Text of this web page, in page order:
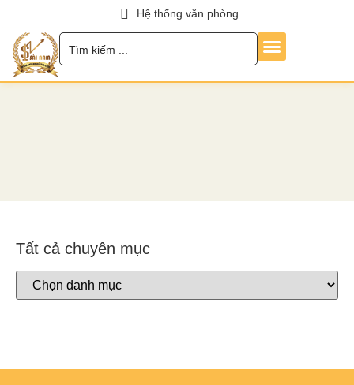
Hệ thống văn phòng
Tất cả chuyên mục